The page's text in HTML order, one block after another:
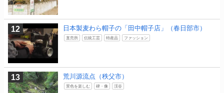
日本製麦わら帽子の「田中帽子店」（春日部市）
直売所 伝統工芸 特産品 ファッション
荒川源流点（秩父市）
景色を楽しむ 碑・像 渓谷